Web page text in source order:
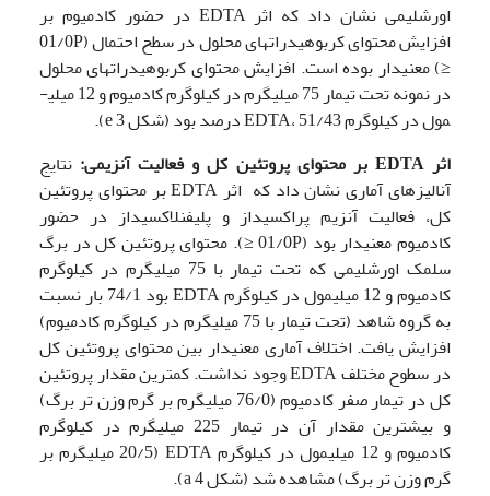
اورشلیمی نشان داد که اثر EDTA در حضور کادمیوم بر
افزایش محتوای کربوهیدرات­های محلول در سطح احتمال (01/0P
≤) معنی­دار بوده است. افزایش محتوای کربوهیدرات­های محلول
در نمونه تحت تیمار 75 میلی­گرم در کیلوگرم کادمیوم و 12 میلی­
مول در کیلوگرم EDTA، 51/43 درصد بود (شکل 3 e).
اثرEDTA بر محتوای پروتئین کل و فعالیت آنزیمی: نتایج
آنالیزهای آماری نشان داد که اثر EDTA بر محتوای پروتئین
کل، فعالیت آنزیم پراکسیداز و پلی­فنل­اکسیداز در حضور
کادمیوم معنی­دار بود (01/0P ≤). محتوای پروتئین کل در برگ
سلمک اورشلیمی که تحت تیمار با 75 میلی­گرم در کیلوگرم
کادمیوم و 12 میلی­مول در کیلوگرم EDTA بود 74/1 بار نسبت
به گروه شاهد (تحت تیمار با 75 میلی­گرم در کیلوگرم کادمیوم)
افزایش یافت. اختلاف آماری معنی­دار بین محتوای پروتئین کل
در سطوح مختلف EDTA وجود نداشت. کمترین مقدار پروتئین
کل در تیمار صفر کادمیوم (76/0 میلی­گرم بر گرم وزن تر برگ)
و بیشترین مقدار آن در تیمار 225 میلی­گرم در کیلوگرم
کادمیوم و 12 میلی­مول در کیلوگرم EDTA (20/5 میلی­گرم بر
گرم وزن تر برگ) مشاهده شد (شکل 4 a).